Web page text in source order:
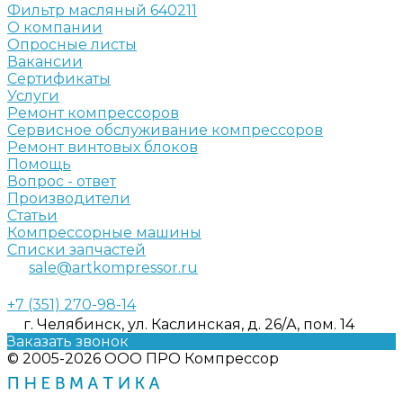
Фильтр масляный 640211
О компании
Опросные листы
Вакансии
Сертификаты
Услуги
Ремонт компрессоров
Сервисное обслуживание компрессоров
Ремонт винтовых блоков
Помощь
Вопрос - ответ
Производители
Статьи
Компрессорные машины
Списки запчастей
sale@artkompressor.ru
+7 (351) 270-98-14
г. Челябинск, ул. Каслинская, д. 26/А, пом. 14
Заказать звонок
© 2005-2026 ООО ПРО Компрессор